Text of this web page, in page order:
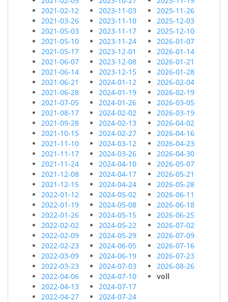
2021-02-12
2021-03-26
2021-05-03
2021-05-10
2021-05-17
2021-06-07
2021-06-14
2021-06-21
2021-06-28
2021-07-05
2021-08-17
2021-09-28
2021-10-15
2021-11-10
2021-11-17
2021-11-24
2021-12-08
2021-12-15
2022-01-12
2022-01-19
2022-01-26
2022-02-02
2022-02-09
2022-02-23
2022-03-09
2022-03-23
2022-04-06
2022-04-13
2022-04-27
2023-11-03
2023-11-10
2023-11-17
2023-11-24
2023-12-01
2023-12-08
2023-12-15
2024-01-12
2024-01-19
2024-01-26
2024-02-02
2024-02-13
2024-02-27
2024-03-12
2024-03-26
2024-04-10
2024-04-17
2024-04-24
2024-05-02
2024-05-08
2024-05-15
2024-05-22
2024-05-29
2024-06-05
2024-06-19
2024-07-03
2024-07-10
2024-07-17
2024-07-24
2025-11-26
2025-12-03
2025-12-10
2026-01-07
2026-01-14
2026-01-21
2026-01-28
2026-02-04
2026-02-19
2026-03-05
2026-03-19
2026-04-02
2026-04-16
2026-04-23
2026-04-30
2026-05-07
2026-05-21
2026-05-28
2026-06-11
2026-06-18
2026-06-25
2026-07-02
2026-07-09
2026-07-16
2026-07-23
2026-08-26
voll